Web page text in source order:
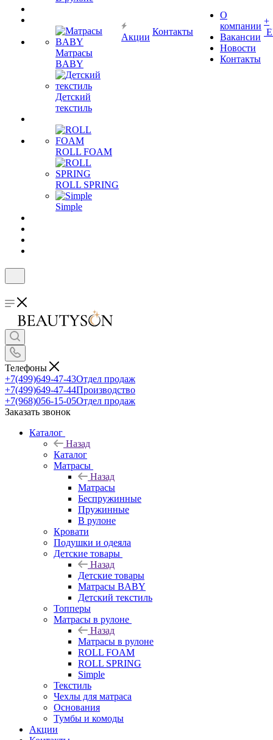
Матрасы
BABY
Детский
текстиль
ROLL FOAM
ROLL SPRING
Simple
Акции
Контакты
О
компании
Вакансии
Новости
Контакты
+
Телефоны
+7(499)649-47-43Отдел продаж
+7(499)649-47-44Производство
+7(968)056-15-05Отдел продаж
Заказать звонок
Каталог
Назад
Каталог
Матрасы
Назад
Матрасы
Беспружинные
Пружинные
В рулоне
Кровати
Подушки и одеяла
Детские товары
Назад
Детские товары
Матрасы BABY
Детский текстиль
Топперы
Матрасы в рулоне
Назад
Матрасы в рулоне
ROLL FOAM
ROLL SPRING
Simple
Текстиль
Чехлы для матраса
Основания
Тумбы и комоды
Акции